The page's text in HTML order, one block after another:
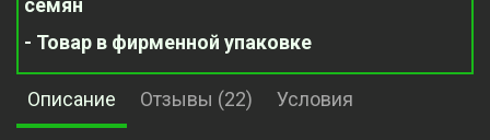
семян
- Товар в фирменной упаковке
Описание Отзывы (22) Условия